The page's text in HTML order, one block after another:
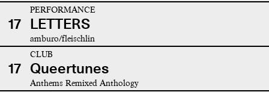
17
PERFORMANCE
LETTERS
amburo/fleischlin
17
CLUB
Queertunes
Anthems Remixed Anthology